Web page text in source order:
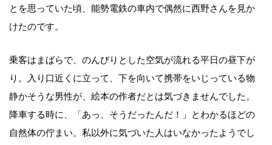
とを思っていた頃、能勢電鉄の車内で偶然に西野さんを見か
けたのです。
乗客はまばらで、のんびりとした空気が流れる平日の昼下が
り。入り口近くに立って、下を向いて携帯をいじっている物
静かそうな男性が、絵本の作者だとは気づきませんでした。
降車する時に、「あっ、そうだったんだ！」とわかるほどの
自然体の佇まい。私以外に気づいた人はいなかったようでし